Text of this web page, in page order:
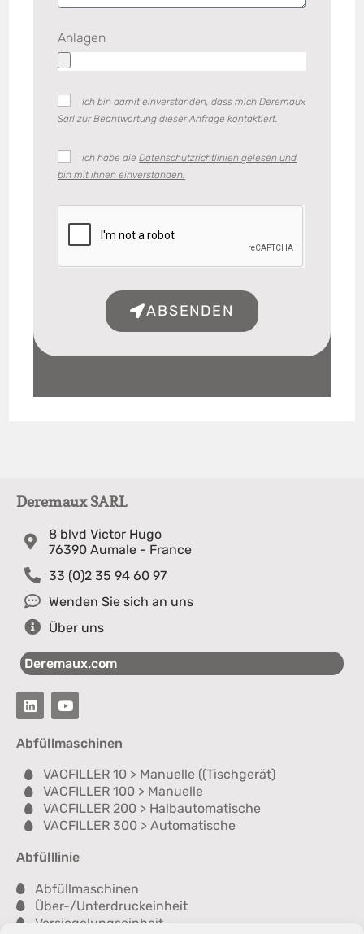
Anlagen
Ich bin damit einverstanden, dass mich Deremaux
Sarl zur Beantwortung dieser Anfrage kontaktiert.
Ich habe dieDatenschutzrichtliniengelesen und
bin mit ihnen einverstanden.
ABSENDEN
Deremaux SARL
8 blvd Victor Hugo
76390 Aumale - France
33 (0)2 35 94 60 97
Wenden Sie sich an uns
Über uns
Deremaux.com
Abfüllmaschinen
VACFILLER 10 > Manuelle ((Tischgerät)
VACFILLER 100 > Manuelle
VACFILLER 200 > Halbautomatische
VACFILLER 300 > Automatische
Abfülllinie
Abfüllmaschinen
Über-/Unterdruckeinheit
Versiegelungseinheit